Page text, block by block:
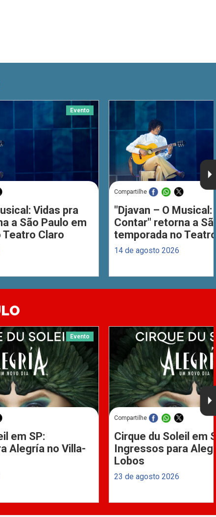
Evento
Vidas pra
a São Paulo em
Claro
Compartilhe
"Djavan – O Musical:
Contar" retorna a
temporada no
14 de agosto 2026
Evento
em SP:
Alegría no Villa-
Compartilhe
Cirque du Soleil em
Ingressos para
Lobos
23 de agosto 2026